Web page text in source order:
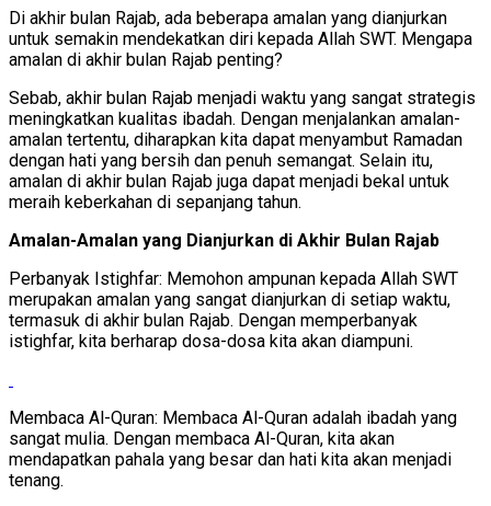
Di akhir bulan Rajab, ada beberapa amalan yang dianjurkan
untuk semakin mendekatkan diri kepada Allah SWT. Mengapa
amalan di akhir bulan Rajab penting?
Sebab, akhir bulan Rajab menjadi waktu yang sangat strategis
meningkatkan kualitas ibadah. Dengan menjalankan amalan-
amalan tertentu, diharapkan kita dapat menyambut Ramadan
dengan hati yang bersih dan penuh semangat. Selain itu,
amalan di akhir bulan Rajab juga dapat menjadi bekal untuk
meraih keberkahan di sepanjang tahun.
Amalan-Amalan yang Dianjurkan di Akhir Bulan Rajab
Perbanyak Istighfar: Memohon ampunan kepada Allah SWT
merupakan amalan yang sangat dianjurkan di setiap waktu,
termasuk di akhir bulan Rajab. Dengan memperbanyak
istighfar, kita berharap dosa-dosa kita akan diampuni.
Membaca Al-Quran: Membaca Al-Quran adalah ibadah yang
sangat mulia. Dengan membaca Al-Quran, kita akan
mendapatkan pahala yang besar dan hati kita akan menjadi
tenang.